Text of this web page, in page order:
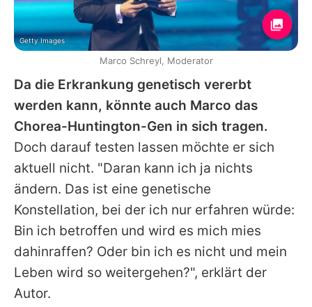
Da die Erkrankung genetisch vererbt
werden kann, könnte auch Marco das
Chorea-Huntington-Gen in sich tragen.
Doch darauf testen lassen möchte er sich
aktuell nicht. "Daran kann ich ja nichts
ändern. Das ist eine genetische
Konstellation, bei der ich nur erfahren würde:
Bin ich betroffen und wird es mich mies
dahinraffen? Oder bin ich es nicht und mein
Leben wird so weitergehen?", erklärt der
Autor.
Getty Images
Marco Schreyl, Moderator